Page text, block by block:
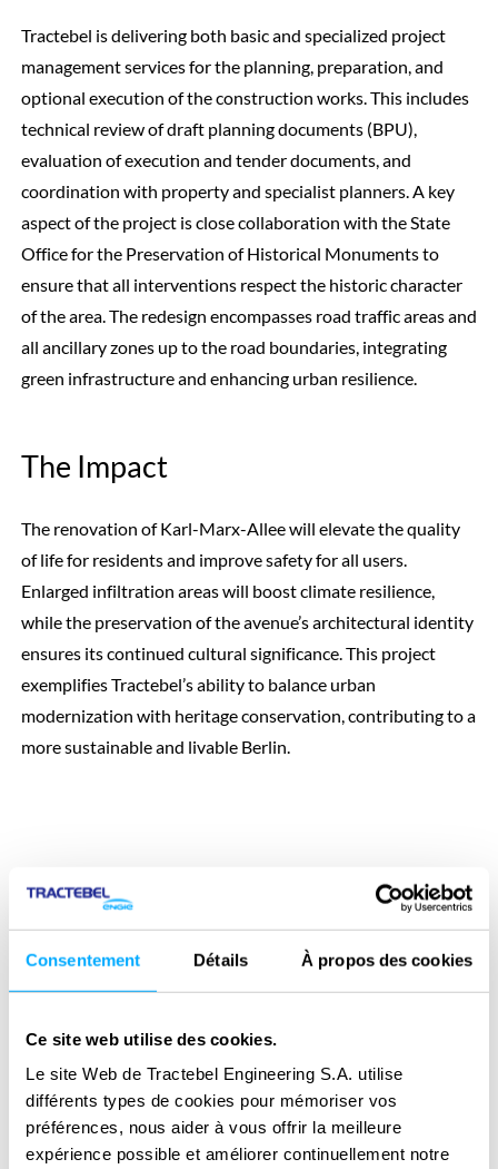
Consentement Détails À propos des cookies
Ce site web utilise des cookies.
Le site Web de Tractebel Engineering S.A. utilise
différents types de cookies pour mémoriser vos
préférences, nous aider à vous offrir la meilleure
expérience possible et améliorer continuellement notre
Tractebel is delivering both basic and specialized project
management services for the planning, preparation, and
optional execution of the construction works. This includes
technical review of draft planning documents (BPU),
evaluation of execution and tender documents, and
coordination with property and specialist planners. A key
aspect of the project is close collaboration with the State
Office for the Preservation of Historical Monuments to
ensure that all interventions respect the historic character
of the area. The redesign encompasses road traffic areas and
all ancillary zones up to the road boundaries, integrating
green infrastructure and enhancing urban resilience.
The Impact
The renovation of Karl-Marx-Allee will elevate the quality
of life for residents and improve safety for all users.
Enlarged infiltration areas will boost climate resilience,
while the preservation of the avenue’s architectural identity
ensures its continued cultural significance. This project
exemplifies Tractebel’s ability to balance urban
modernization with heritage conservation, contributing to a
more sustainable and livable Berlin.